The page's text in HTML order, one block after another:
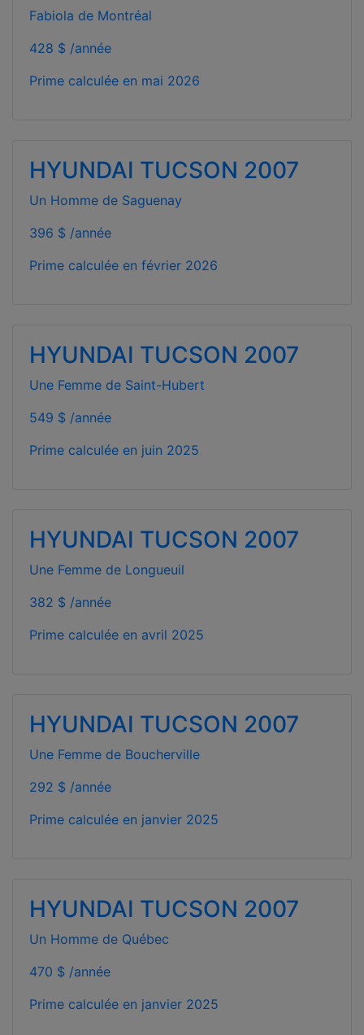
Fabiola de Montréal
428 $ /année
Prime calculée en mai 2026
HYUNDAI TUCSON 2007
Un Homme de Saguenay
396 $ /année
Prime calculée en février 2026
HYUNDAI TUCSON 2007
Une Femme de Saint-Hubert
549 $ /année
Prime calculée en juin 2025
HYUNDAI TUCSON 2007
Une Femme de Longueuil
382 $ /année
Prime calculée en avril 2025
HYUNDAI TUCSON 2007
Une Femme de Boucherville
292 $ /année
Prime calculée en janvier 2025
HYUNDAI TUCSON 2007
Un Homme de Québec
470 $ /année
Prime calculée en janvier 2025